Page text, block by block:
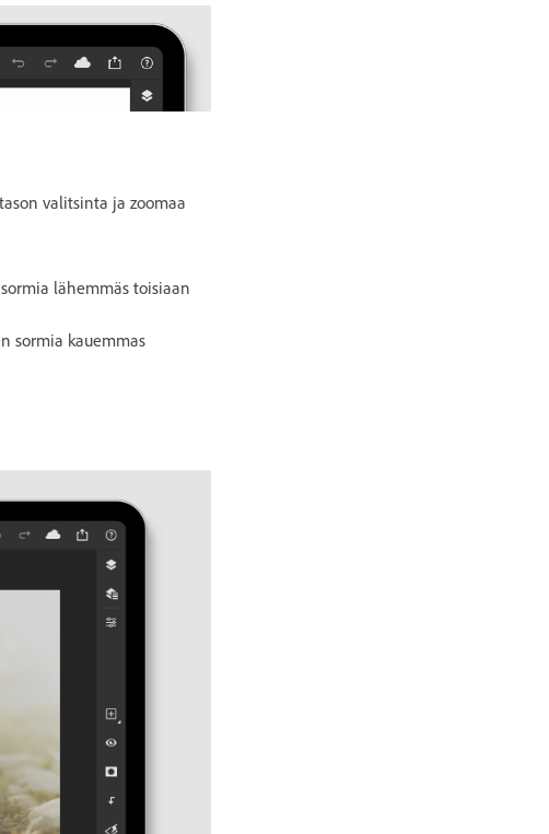
valitsinta ja zoomaa
lähemmäs toisiaan
sormia kauemmas